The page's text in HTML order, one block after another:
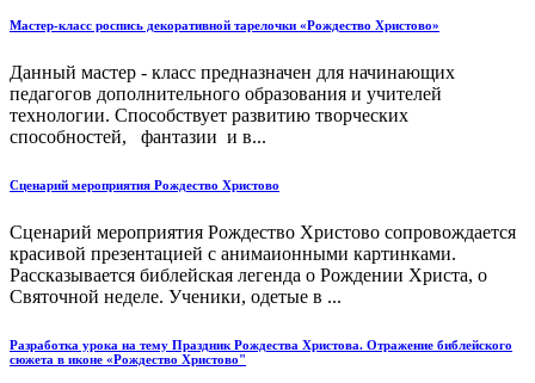
Мастер-класс роспись декоративной тарелочки «Рождество Христово»
Данный мастер - класс предназначен для начинающих
педагогов дополнительного образования и учителей
технологии. Способствует развитию творческих
способностей, фантазии и в...
Сценарий мероприятия Рождество Христово
Сценарий мероприятия Рождество Христово сопровождается
красивой презентацией с анимаионными картинками.
Рассказывается библейская легенда о Рождении Христа, о
Святочной неделе. Ученики, одетые в ...
Разработка урока на тему Праздник Рождества Христова. Отражение библейского
сюжета в иконе «Рождество Христово"